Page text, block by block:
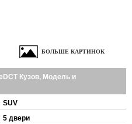
БОЛЬШЕ КАРТИНОК
Кузов, Модель и
SUV
5 двери